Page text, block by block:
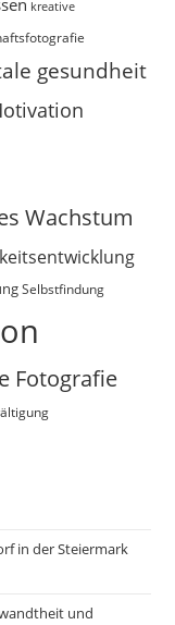
kreative
gesundheit
Wachstum
Selbstfindung
Fotografie
in der Steiermark
und